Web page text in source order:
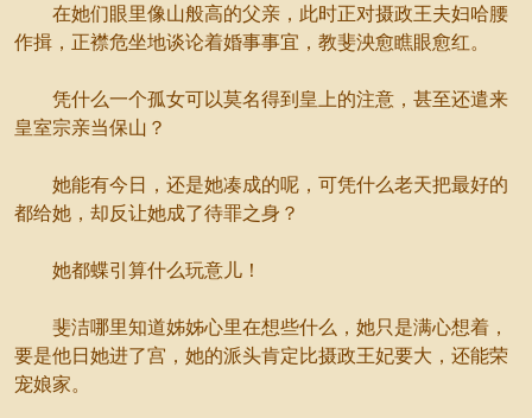
在她们眼里像山般高的父亲，此时正对摄政王夫妇哈腰
作揖，正襟危坐地谈论着婚事事宜，教斐泱愈瞧眼愈红。
凭什么一个孤女可以莫名得到皇上的注意，甚至还遣来
皇室宗亲当保山？
她能有今日，还是她凑成的呢，可凭什么老天把最好的
都给她，却反让她成了待罪之身？
她都蝶引算什么玩意儿！
斐洁哪里知道姊姊心里在想些什么，她只是满心想着，
要是他日她进了宫，她的派头肯定比摄政王妃要大，还能荣
宠娘家。